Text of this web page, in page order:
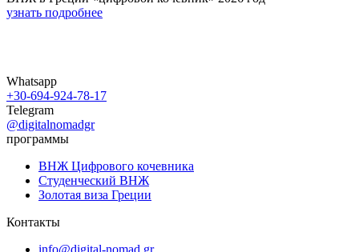
узнать подробнее
Whatsapp
+30-694-924-78-17
Telegram
@digitalnomadgr
программы
ВНЖ Цифрового кочевника
Студенческий ВНЖ
Золотая виза Греции
Контакты
info@digital-nomad.gr